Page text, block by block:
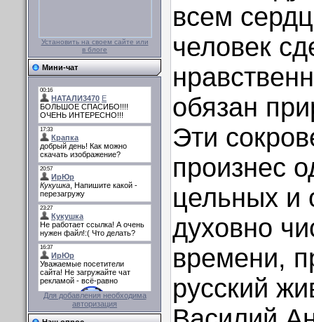
Установить на своем сайте или
в блоге
Мини-чат
Для добавления необходима
авторизация
всем
человек
обязан
Эти
произнес
цельных и
духовно
времени,
русский